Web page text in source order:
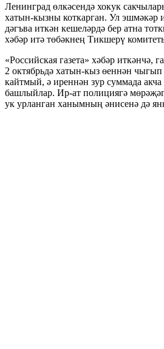
Ленинград өлкәсендә хокук
хатын-кызны коткарган. Ул эшмәкәр
дәгъва иткән кешеләрдә бер атна
хәбәр итә төбәкнең Тикшерү
«Российская газета» хәбәр иткәнчә,
2 октябрьдә хатын-кыз өеннән
кайтмый, ә иреннән зур суммада
башлыйлар. Ир-ат полициягә
ук урланган ханымның әнисенә дә